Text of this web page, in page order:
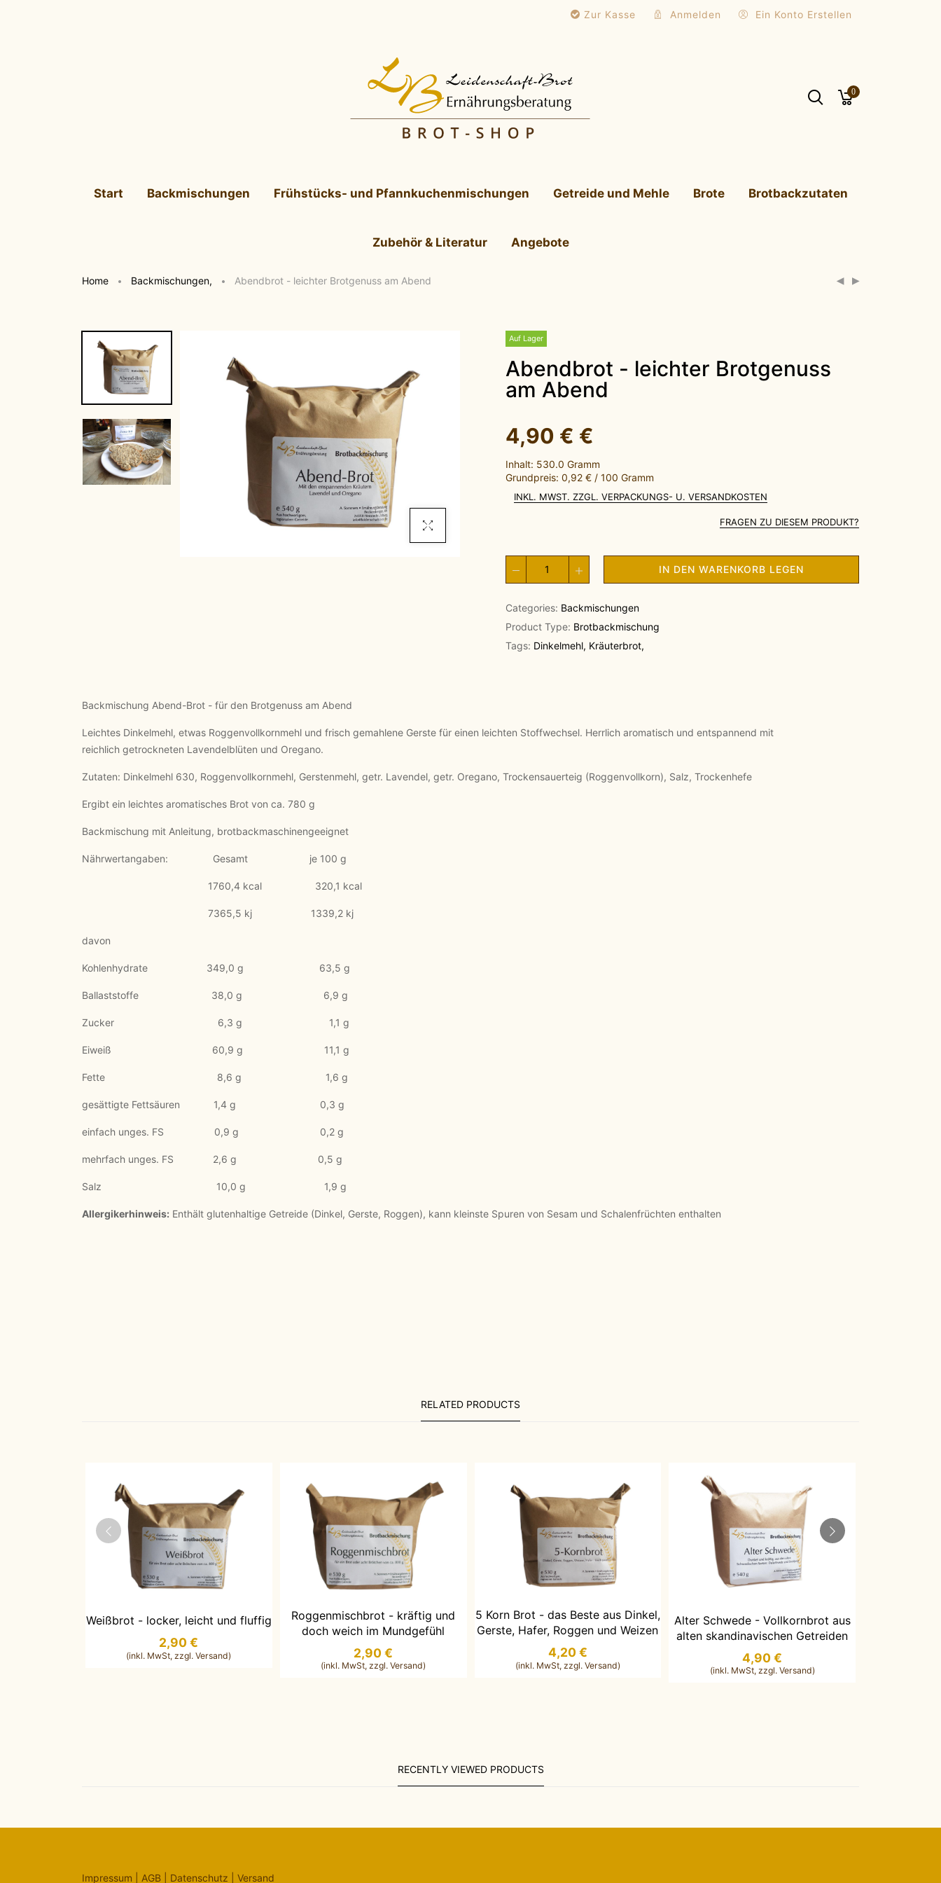
Zur Kasse Anmelden Ein Konto Erstellen
0
Start Backmischungen Frühstücks- und Pfannkuchenmischungen Getreide und Mehle Brote Brotbackzutaten
Zubehör & Literatur Angebote
Home Backmischungen, Abendbrot - leichter Brotgenuss am Abend
Click To Enlarge
Auf Lager
Abendbrot - leichter Brotgenuss
am Abend
4,90 € €
Inhalt: 530.0 Gramm
Grundpreis: 0,92 € / 100 Gramm
INKL. MWST. ZZGL. VERPACKUNGS- U. VERSANDKOSTEN
FRAGEN ZU DIESEM PRODUKT?
IN DEN WARENKORB LEGEN
Categories: Backmischungen
Product Type: Brotbackmischung
Tags: Dinkelmehl, Kräuterbrot,
Backmischung Abend-Brot - für den Brotgenuss am Abend
Leichtes Dinkelmehl, etwas Roggenvollkornmehl und frisch gemahlene Gerste für einen leichten Stoffwechsel. Herrlich aromatisch und entspannend mit
reichlich getrockneten Lavendelblüten und Oregano.
Zutaten: Dinkelmehl 630, Roggenvollkornmehl, Gerstenmehl, getr. Lavendel, getr. Oregano, Trockensauerteig (Roggenvollkorn), Salz, Trockenhefe
Ergibt ein leichtes aromatisches Brot von ca. 780 g
Backmischung mit Anleitung, brotbackmaschinengeeignet
Nährwertangaben: Gesamt je 100 g
1760,4 kcal 320,1 kcal
7365,5 kj 1339,2 kj
davon
Kohlenhydrate 349,0 g 63,5 g
Ballaststoffe 38,0 g 6,9 g
Zucker 6,3 g 1,1 g
Eiweiß 60,9 g 11,1 g
Fette 8,6 g 1,6 g
gesättigte Fettsäuren 1,4 g 0,3 g
einfach unges. FS 0,9 g 0,2 g
mehrfach unges. FS 2,6 g 0,5 g
Salz 10,0 g 1,9 g
Allergikerhinweis: Enthält glutenhaltige Getreide (Dinkel, Gerste, Roggen), kann kleinste Spuren von Sesam und Schalenfrüchten enthalten
RELATED PRODUCTS
IN DEN WARENKORB LEGEN
Weißbrot - locker, leicht und fluffig
2,90 €
IN DEN WARENKORB LEGEN
Roggenmischbrot - kräftig und
doch weich im Mundgefühl
2,90 €
IN DEN WARENKORB LEGEN
5 Korn Brot - das Beste aus Dinkel,
Gerste, Hafer, Roggen und Weizen
4,20 €
IN DEN WARENKORB LEGEN
Alter Schwede - Vollkornbrot aus
alten skandinavischen Getreiden
4,90 €
RECENTLY VIEWED PRODUCTS
Impressum AGB Datenschutz Versand